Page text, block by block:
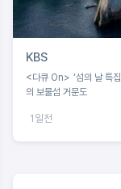
KBS
<다큐 On> ‘섬의 날 특
의 보물섬 거문도
1일전